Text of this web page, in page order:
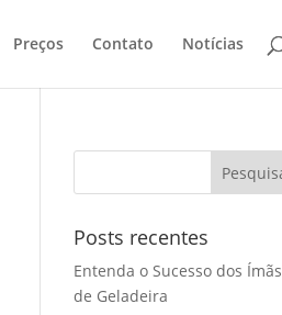
Preços Contato Notícias
Posts recentes
Entenda o Sucesso dos Ímãs
de Geladeira